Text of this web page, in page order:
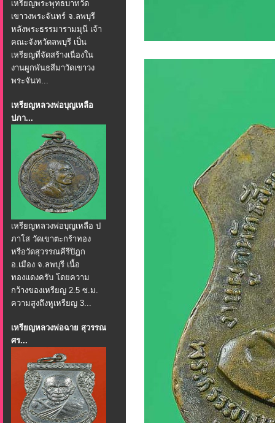
เหรียญพระพุทธบาทวัด
เขาวงพระจันทร์ จ.ลพบุรี
หลังพระธรรมารามมุนี เจ้า
คณะจังหวัดลพบุรี เป็น
เหรียญที่จัดสร้างเนื่องใน
งานผูกพันธสีมาวัดเขาวง
พระจันท...
เหรียญหลวงพ่อบุญเหลือ
ปภา...
เหรียญหลวงพ่อบุญเหลือ ป
ภาโส วัดเขาตะกร้าทอง
หรือวัดสุวรรณคีรีปิฎก
อ.เมือง จ.ลพบุรี เนื้อ
ทองแดงครับ โดยความ
กว้างของเหรียญ 2.5 ซ.ม.
ความสูงถึงหูเหรียญ 3...
เหรียญหลวงพ่อฉาย สุวรรณ
ศร...